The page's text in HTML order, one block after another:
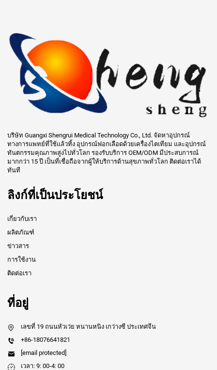
บริษัท Guangxi Shengrui Medical Technology Co., Ltd. จัดหาอุปกรณ์
ทางการแพทย์ที่ใช้แล้วทิ้ง อุปกรณ์ฟอกเลือดด้วยเครื่องไตเทียม และอุปกรณ์
ทันตกรรมคุณภาพสูงไปทั่วโลก รองรับบริการ OEM/ODM มีประสบการณ์
มากกว่า 15 ปี เป็นที่เชื่อถือจากผู้ให้บริการด้านสุขภาพทั่วโลก ติดต่อเราได้
ทันที
ลิงก์ที่เป็นประโยชน์
เกี่ยวกับเรา
ผลิตภัณฑ์
ข่าวสาร
การใช้งาน
ติดต่อเรา
ที่อยู่
เลขที่ 19 ถนนหัวเว่ย หนานหนิง เกว่างซี ประเทศจีน
+86-18076641821
[email protected]
เวลา: 9: 00-4: 00